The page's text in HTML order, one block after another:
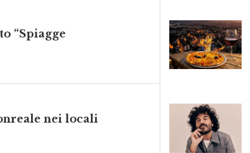
“Spiagge
nei locali